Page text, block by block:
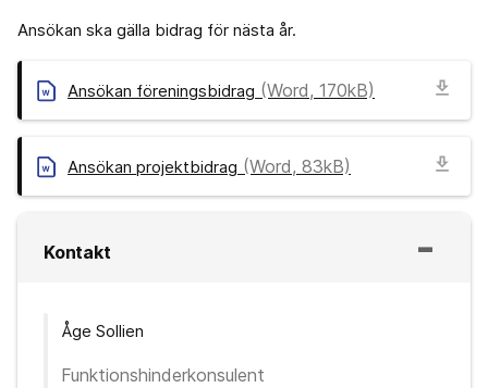
Ansökan ska gälla bidrag för nästa år.
Ansökan föreningsbidrag (Word, 170kB) download
Ansökan projektbidrag (Word, 83kB) download
Kontakt
Åge Sollien
Funktionshinderkonsulent